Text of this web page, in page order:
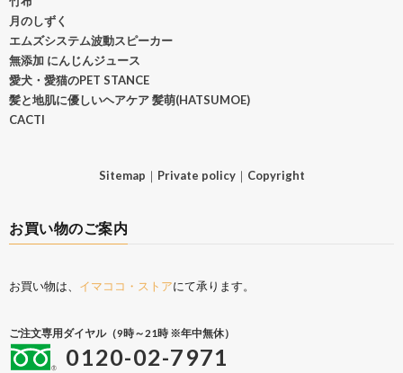
月のしずく
エムズシステム波動スピーカー
無添加 にんじんジュース
愛犬・愛猫のPET STANCE
髪と地肌に優しいヘアケア 髪萌(HATSUMOE)
CACTI
Sitemap ｜ Private policy｜ Copyright
お買い物のご案内
お買い物は、 イマココ・ストアにて承ります。
ご注文専用ダイヤル（9時～21時 ※年中無休）
0120-02-7971